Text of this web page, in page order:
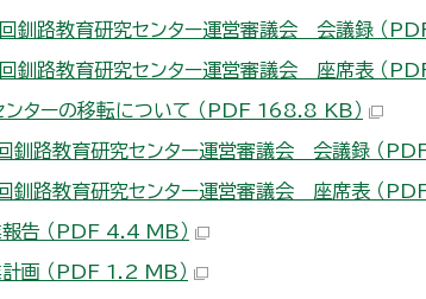
釧路教育研究センター運営審議会 会議録 （
釧路教育研究センター運営審議会 座席表 （
ンターの移転について （PDF 168.8 KB）
釧路教育研究センター運営審議会 会議録 （
釧路教育研究センター運営審議会 座席表 （
告 （PDF 4.4 MB）
画 （PDF 1.2 MB）